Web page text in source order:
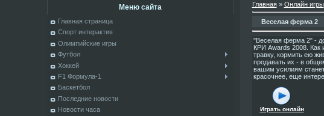
Меню сайта
Главная страница
Спорт интерактив
Олимпийские игры
Футбол
Хоккей
F1 Формула-1
Баскетбол
Последние новости
Новости часа
Главная» Онлайн игры
Веселая ферма 2
"Веселая ферма 2" -
КРИ Awards 2008. Как
травку, кормить ею
продавать их - в
вашим усилиям
красочнее, еще
Играть онлайн